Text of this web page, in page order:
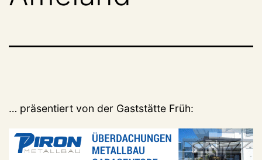
… präsentiert von der Gaststätte Früh: